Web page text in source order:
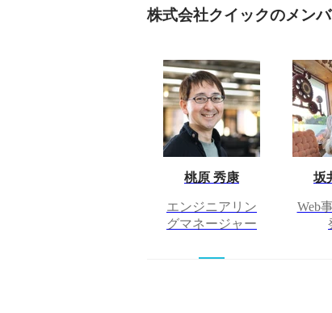
株式会社クイックのメン
桃原 秀康
エンジニアリン
グマネージャー
坂
Web